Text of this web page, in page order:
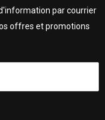
par courrier
offres et promotions